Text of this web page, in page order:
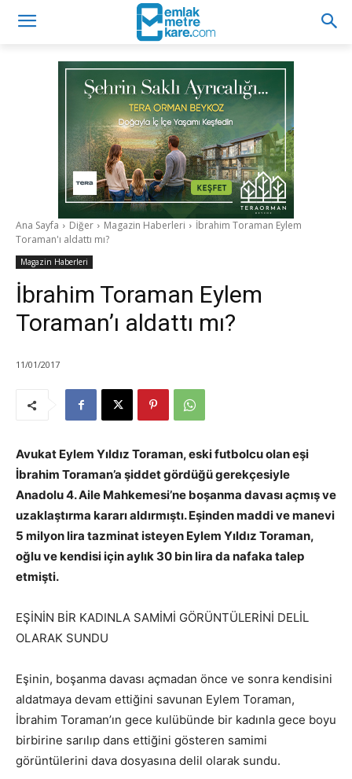
Ana Sayfa Diğer Magazin Haberleri
İbrahim Toraman Eylem
Toraman'ı aldattı mı?
Magazin Haberleri
İbrahim Toraman Eylem
Toraman’ı aldattı mı?
11/01/2017
Avukat Eylem Yıldız Toraman, eski futbolcu olan eşi
İbrahim Toraman’a şiddet gördüğü gerekçesiyle
Anadolu 4. Aile Mahkemesi’ne boşanma davası açmış ve
uzaklaştırma kararı aldırmıştı. Eşinden maddi ve manevi
5 milyon lira tazminat isteyen Eylem Yıldız Toraman,
oğlu ve kendisi için aylık 30 bin lira da nafaka talep
etmişti.
EŞİNİN BİR KADINLA SAMİMİ GÖRÜNTÜLERİNİ DELİL
OLARAK SUNDU
Eşinin, boşanma davası açmadan önce ve sonra kendisini
aldatmaya devam ettiğini savunan Eylem Toraman,
İbrahim Toraman’ın gece kulübünde bir kadınla gece boyu
birbirine sarılıp dans ettiğini gösteren samimi
görüntülerini dava dosyasına delil olarak sundu.